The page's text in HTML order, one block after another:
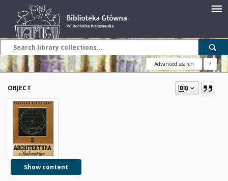
Advanced search ?
OBJECT
Show content